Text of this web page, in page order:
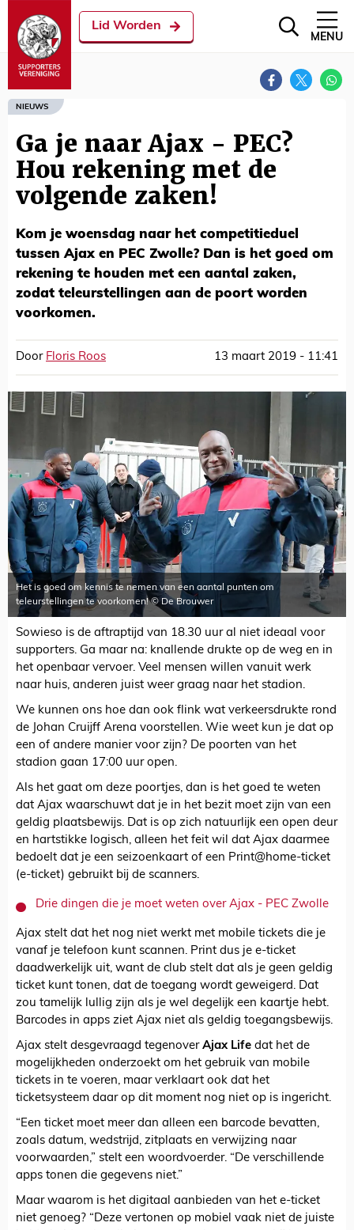
Lid Worden
MENU
NIEUWS
Ga je naar Ajax - PEC?
Hou rekening met de
volgende zaken!
Kom je woensdag naar het competitieduel
tussen Ajax en PEC Zwolle? Dan is het goed om
rekening te houden met een aantal zaken,
zodat teleurstellingen aan de poort worden
voorkomen.
Door Floris Roos 13 maart 2019 - 11:41
Het is goed om kennis te nemen van een aantal punten om
teleurstellingen te voorkomen! © De Brouwer
Sowieso is de aftraptijd van 18.30 uur al niet ideaal voor
supporters. Ga maar na: knallende drukte op de weg en in
het openbaar vervoer. Veel mensen willen vanuit werk
naar huis, anderen juist weer graag naar het stadion.
We kunnen ons hoe dan ook flink wat verkeersdrukte rond
de Johan Cruijff Arena voorstellen. Wie weet kun je dat op
een of andere manier voor zijn? De poorten van het
stadion gaan 17:00 uur open.
Als het gaat om deze poortjes, dan is het goed te weten
dat Ajax waarschuwt dat je in het bezit moet zijn van een
geldig plaatsbewijs. Dat is op zich natuurlijk een open deur
en hartstikke logisch, alleen het feit wil dat Ajax daarmee
bedoelt dat je een seizoenkaart of een Print@home-ticket
(e-ticket) gebruikt bij de scanners.
Drie dingen die je moet weten over Ajax - PEC Zwolle
Ajax stelt dat het nog niet werkt met mobile tickets die je
vanaf je telefoon kunt scannen. Print dus je e-ticket
daadwerkelijk uit, want de club stelt dat als je geen geldig
ticket kunt tonen, dat de toegang wordt geweigerd. Dat
zou tamelijk lullig zijn als je wel degelijk een kaartje hebt.
Barcodes in apps ziet Ajax niet als geldig toegangsbewijs.
Ajax stelt desgevraagd tegenover Ajax Life dat het de
mogelijkheden onderzoekt om het gebruik van mobile
tickets in te voeren, maar verklaart ook dat het
ticketsysteem daar op dit moment nog niet op is ingericht.
“Een ticket moet meer dan alleen een barcode bevatten,
zoals datum, wedstrijd, zitplaats en verwijzing naar
voorwaarden,” stelt een woordvoerder. “De verschillende
apps tonen die gegevens niet.”
Maar waarom is het digitaal aanbieden van het e-ticket
niet genoeg? “Deze vertonen op mobiel vaak niet de juiste